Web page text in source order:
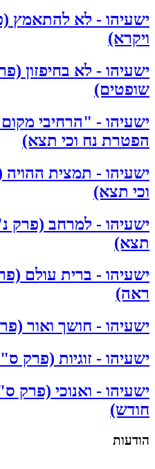
ישעיהו - לא להתאמץ
ויקרא)
ישעיהו - לא בחיפזון
שופטים)
ישעיהו - "הרחיבי
הפטרת נח וכי תצא)
ישעיהו - תמצית
וכי תצא)
ישעיהו - למרחב (פרק
תצא)
ישעיהו - ברית עולם
ראה)
ישעיהו - חושך ואור
ישעיהו - זוגיות (פרק
ישעיהו - ואנוכי
חודש)
הודעות